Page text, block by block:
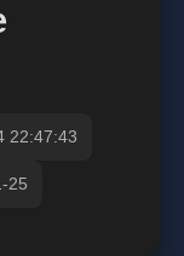
22:47:43
25